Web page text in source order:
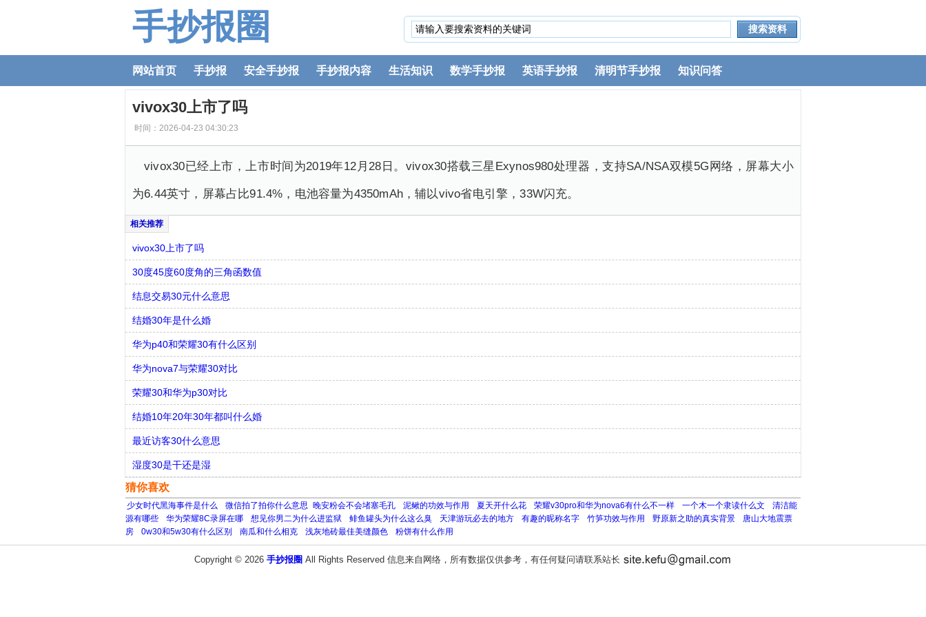
手抄报圈
网站首页 手抄报 安全手抄报 手抄报内容 生活知识 数学手抄报 英语手抄报 清明节手抄报 知识问答
vivox30上市了吗
时间：2026-04-23 04:30:23
vivox30已经上市，上市时间为2019年12月28日。vivox30搭载三星Exynos980处理器，支持SA/NSA双模5G网络，屏幕大小
为6.44英寸，屏幕占比91.4%，电池容量为4350mAh，辅以vivo省电引擎，33W闪充。
vivox30上市了吗
30度45度60度角的三角函数值
结息交易30元什么意思
结婚30年是什么婚
华为p40和荣耀30有什么区别
华为nova7与荣耀30对比
荣耀30和华为p30对比
结婚10年20年30年都叫什么婚
最近访客30什么意思
湿度30是干还是湿
猜你喜欢
少女时代黑海事件是什么 微信拍了拍你什么意思 ​晚安粉会不会堵塞毛孔 泥鳅的功效与作用 夏天开什么花 荣耀v30pro和华为nova6有什么不一样 一个木一个隶读什么文
清洁能
源有哪些
华为荣耀8C录屏在哪 想见你男二为什么进监狱 鲱鱼罐头为什么这么臭 天津游玩必去的地方 有趣的昵称名字 竹笋功效与作用 野原新之助的真实背景
唐山大地震票
房
0w30和5w30有什么区别 南瓜和什么相克 浅灰地砖最佳美缝颜色 粉饼有什么作用
Copyright © 2026 手抄报圈 All Rights Reserved 信息来自网络，所有数据仅供参考，有任何疑问请联系站长